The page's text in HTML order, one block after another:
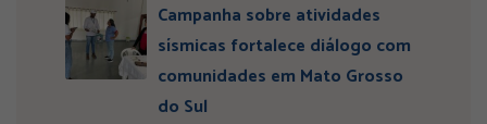
Campanha sobre atividades
sísmicas fortalece diálogo com
comunidades em Mato Grosso
do Sul